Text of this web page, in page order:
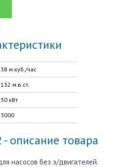
38 м.куб./час
132 м.в.ст.
30 кВт
3000
описание товара
насосов без э/двигателей.